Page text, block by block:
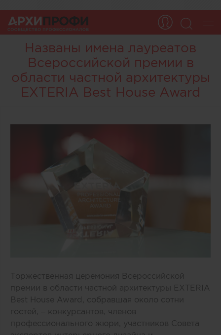
Названы имена лауреатов
Всероссийской премии в
области частной архитектуры
EXTERIA Best House Award
Торжественная церемония Всероссийской
премии в области частной архитектуры EXTERIA
Best House Award, собравшая около сотни
гостей, – конкурсантов, членов
профессионального жюри, участников Совета